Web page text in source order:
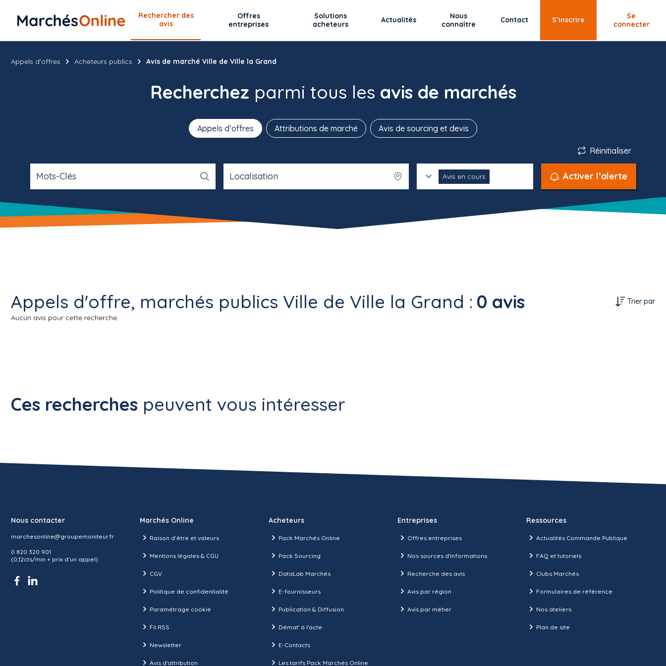
Rechercher des
avis
Offres
entreprises
Solutions
acheteurs
Actualités
Nous
connaître
Contact S’inscrire
Se
connecter
Recherchez parmi tous les avis de marchés
Appels d’offres Attributions de marché Avis de sourcing et devis
Réinitialiser
Mots-Clés Localisation Avis en cours Activer l’alerte
Appels d'offres Acheteurs publics Avis de marché Ville de Ville la Grand
Appels d'offre, marchés publics Ville de Ville la Grand : 0 avis
Trier par
Aucun avis pour cette recherche.
Ces recherches peuvent vous intéresser
Nous contacter
marchesonline@groupemoniteur.fr
0 820 320 901
(0,12cts/min + prix d’un appel)
Marchés Online
Raison d’être et valeurs
Mentions légales & CGU
CGV
Politique de confidentialité
Paramétrage cookie
Fil RSS
Newsletter
Avis d'attribution
Acheteurs
Pack Marchés Online
Pack Sourcing
DataLab Marchés
E-fournisseurs
Publication & Diffusion
Démat' à l'acte
E-Contacts
Les tarifs Pack Marchés Online
Entreprises
Offres entreprises
Nos sources d'informations
Recherche des avis
Avis par région
Avis par métier
Ressources
Actualités Commande Publique
FAQ et tutoriels
Clubs Marchés
Formulaires de référence
Nos ateliers
Plan de site